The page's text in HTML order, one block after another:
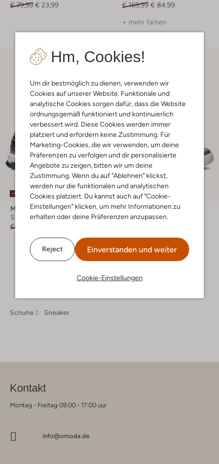
Hm, Cookies!
Um dir bestmöglich zu dienen, verwenden wir
Cookies auf unserer Website. Funktionale und
analytische Cookies sorgen dafür, dass die Website
ordnungsgemäß funktioniert und kontinuierlich
verbessert wird. Diese Cookies werden immer
platziert und erfordern keine Zustimmung. Für
Marketing-Cookies, die wir verwenden, um deine
Präferenzen zu verfolgen und dir personalisierte
Angebote zu zeigen, bitten wir um deine
Zustimmung. Wenn du auf "Ablehnen" klickst,
werden nur die funktionalen und analytischen
Cookies platziert. Du kannst auch auf "Cookie-
Einstellungen" klicken, um mehr Informationen zu
erhalten oder deine Präferenzen anzupassen.
Reject Einverstanden und weiter
Cookie-Einstellungen
€ 79,99 € 23,99
€ 169,99 € 84,99
+ mehr farben
-50%
Mexx
Sneaker Low
€ 99,95
Fitflop
Sneaker Low
Schuhe Sneaker
Kontakt
Montag - Freitag 09:00 - 17:00 uur
info@omoda.de